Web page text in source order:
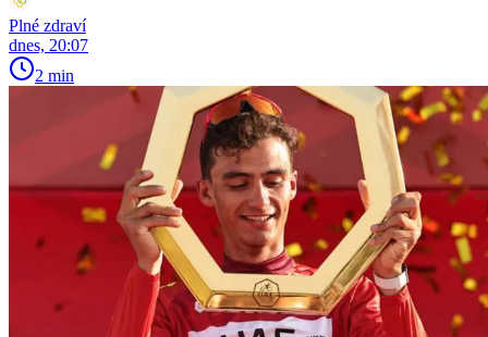
Plné zdraví
dnes, 20:07
2 min